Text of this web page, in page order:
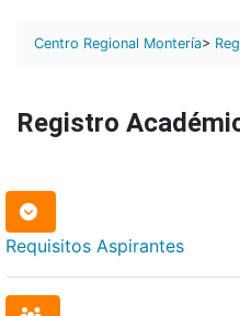
Centro Regional Montería>
Registro
Requisitos Aspirantes